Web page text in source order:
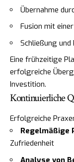
Übernahme
Fusion mit
Schließung
Eine frühzeitige
erfolgreiche
Investition.
Kontinuierliche
Erfolgreiche
Regelmäßige
Zufriedenheit
Analyse von